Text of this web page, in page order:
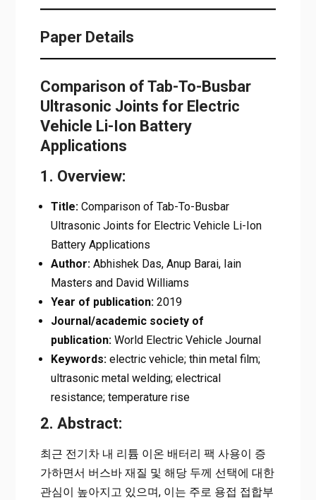
Paper Details
Comparison of Tab-To-Busbar
Ultrasonic Joints for Electric
Vehicle Li-Ion Battery
Applications
1. Overview:
Title:Comparison of Tab-To-Busbar
Ultrasonic Joints for Electric Vehicle Li-Ion
Battery Applications
Author:Abhishek Das, Anup Barai, Iain
Masters and David Williams
Year of publication:2019
Journal/academic society of
publication:World Electric Vehicle Journal
Keywords:electric vehicle; thin metal film;
ultrasonic metal welding; electrical
resistance; temperature rise
2. Abstract:
최근 전기차 내 리튬 이온 배터리 팩 사용이 증
가하면서 버스바 재질 및 해당 두께 선택에 대한
관심이 높아지고 있으며, 이는 주로 용접 접합부